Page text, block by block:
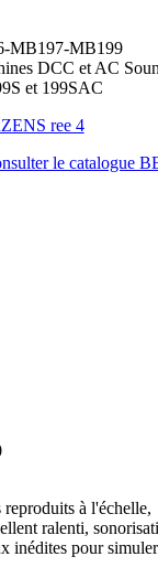
MB197-MB199
DCC et AC
et 199SAC
le catalogue
reproduits à l'échelle,
ralenti,
inédites pour